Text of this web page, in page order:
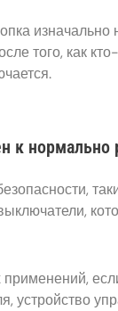
того, как
к нормально
устройство